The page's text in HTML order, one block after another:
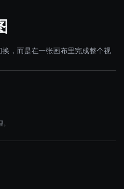
，而是在一张画布里完成整个视